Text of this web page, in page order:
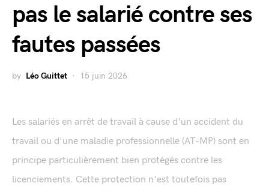
pas le salarié contre ses
fautes passées
by Léo Guittet 15 juin 2026
Les salariés en arrêt de travail à cause d'un accident du
travail ou d'une maladie professionnelle (AT-MP) sont en
principe particulièrement bien protégés contre les
licenciements. Cette protection n'est toutefois pas